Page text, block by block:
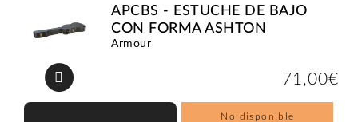
APCBS - ESTUCHE DE BAJO
CON FORMA ASHTON
Armour
71,00€
No disponible